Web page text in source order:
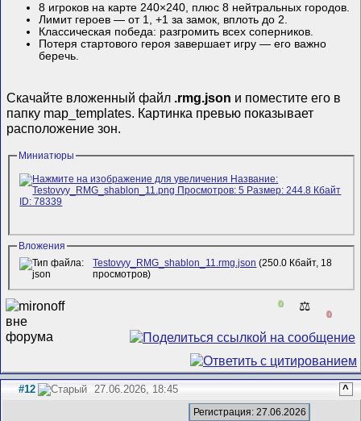
8 игроков на карте 240×240, плюс 8 нейтральных городов.
Лимит героев — от 1, +1 за замок, вплоть до 2.
Классическая победа: разгромить всех соперников.
Потеря стартового героя завершает игру — его важно
беречь.
Скачайте вложенный файл .rmg.json и поместите его в
папку map_templates. Картинка превью показывает
расположение зон.
Миниатюры
Вложения
Testovyy_RMG_shablon_11.rmg.json (250.0 Кбайт, 18
просмотров)
0 ⚖️
0
#12 27.06.2026, 18:45 ^
Регистрация: 27.06.2026